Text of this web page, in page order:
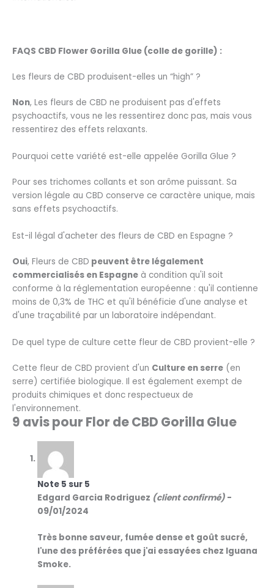
FAQS CBD Flower Gorilla Glue (colle de gorille) :
Les fleurs de CBD produisent-elles un “high” ?
Non, Les fleurs de CBD ne produisent pas d'effets
psychoactifs, vous ne les ressentirez donc pas, mais vous
ressentirez des effets relaxants.
Pourquoi cette variété est-elle appelée Gorilla Glue ?
Pour ses trichomes collants et son arôme puissant. Sa
version légale au CBD conserve ce caractère unique, mais
sans effets psychoactifs.
Est-il légal d'acheter des fleurs de CBD en Espagne ?
Oui, Fleurs de CBD peuvent être légalement
commercialisés en Espagne à condition qu'il soit
conforme à la réglementation européenne : qu'il contienne
moins de 0,3% de THC et qu'il bénéficie d'une analyse et
d'une traçabilité par un laboratoire indépendant.
De quel type de culture cette fleur de CBD provient-elle ?
Cette fleur de CBD provient d'un Culture en serre (en
serre) certifiée biologique. Il est également exempt de
produits chimiques et donc respectueux de
l'environnement.
9 avis pour Flor de CBD Gorilla Glue
Note 5 sur 5
Edgard Garcia Rodriguez (client confirmé) -
09/01/2024
Très bonne saveur, fumée dense et goût sucré,
l'une des préférées que j'ai essayées chez Iguana
Smoke.